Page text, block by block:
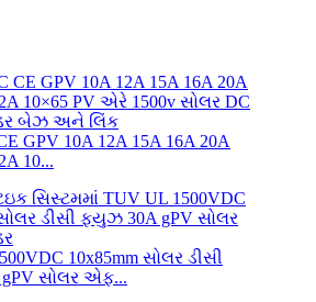
GPV 10A 12A 15A 16A 20A
10...
10x85mm સોલર ડીસી
સોલર એફ...